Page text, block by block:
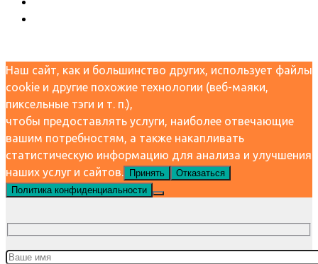
Наш сайт, как и большинство других, использует файлы
cookie и другие похожие технологии (веб-маяки,
пиксельные тэги и т. п.),
чтобы предоставлять услуги, наиболее отвечающие
вашим потребностям, а также накапливать
статистическую информацию для анализа и улучшения
наших услуг и сайтов.
Принять
Отказаться
Политика конфиденциальности